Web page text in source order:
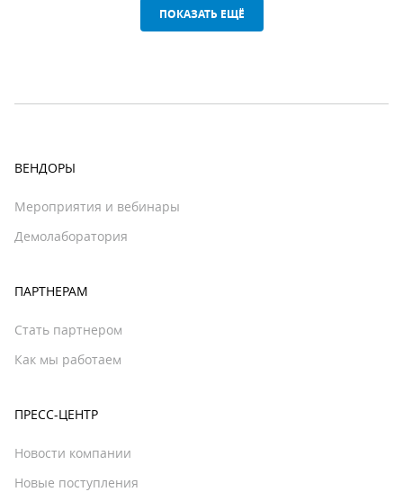
ПОКАЗАТЬ ЕЩЁ
ВЕНДОРЫ
Мероприятия и вебинары
Демолаборатория
ПАРТНЕРАМ
Стать партнером
Как мы работаем
ПРЕСС-ЦЕНТР
Новости компании
Новые поступления